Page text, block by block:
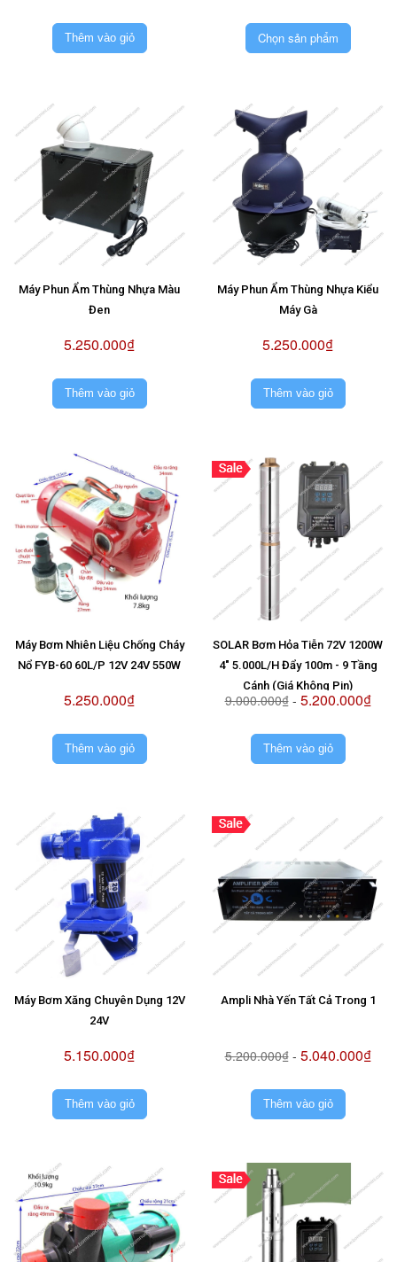
Thêm vào giỏ Chọn sản phẩm
Máy Phun Ẩm Thùng Nhựa Màu
Đen
5.250.000₫
Thêm vào giỏ
Máy Phun Ẩm Thùng Nhựa Kiểu
Máy Gà
5.250.000₫
Thêm vào giỏ
Máy Bơm Nhiên Liệu Chống Cháy
Nổ FYB-60 60L/P 12V 24V 550W
5.250.000₫
Thêm vào giỏ
SOLAR Bơm Hỏa Tiễn 72V 1200W
4" 5.000L/H Đẩy 100m - 9 Tầng
Cánh (Giá Không Pin)
9.000.000₫- 5.200.000₫
Thêm vào giỏ
Máy Bơm Xăng Chuyên Dụng 12V
24V
5.150.000₫
Thêm vào giỏ
Ampli Nhà Yến Tất Cả Trong 1
5.200.000₫- 5.040.000₫
Thêm vào giỏ